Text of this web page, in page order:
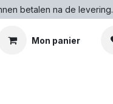
betalen na de levering.
Mon panier